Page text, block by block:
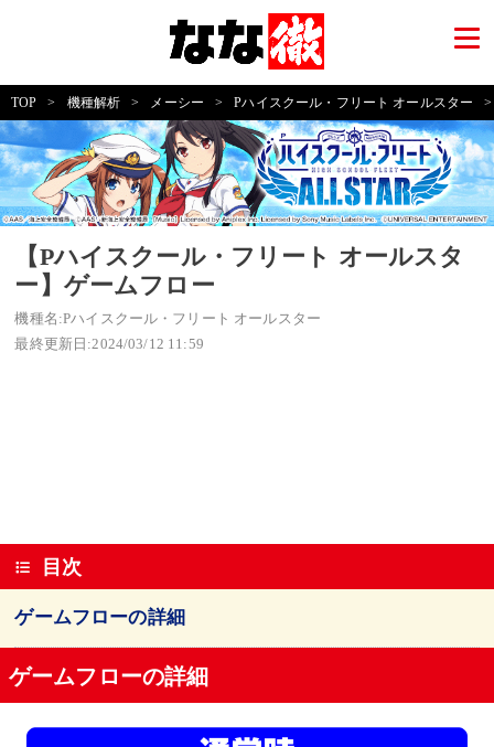
TOP > 機種解析 > メーシー > Pハイスクール・フリート オールスター >
【Pハイスクール・フリート オールスタ
ー】ゲームフロー
機種名:Pハイスクール・フリート オールスター
最終更新日:2024/03/12 11:59
目次
ゲームフローの詳細
ゲームフローの詳細